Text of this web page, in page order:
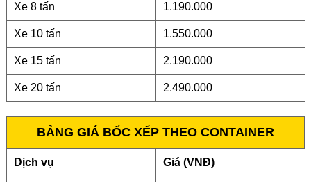
Xe 8 tấn 1.190.000
Xe 10 tấn 1.550.000
Xe 15 tấn 2.190.000
Xe 20 tấn 2.490.000
BẢNG GIÁ BỐC XẾP THEO CONTAINER
Dịch vụ Giá (VNĐ)